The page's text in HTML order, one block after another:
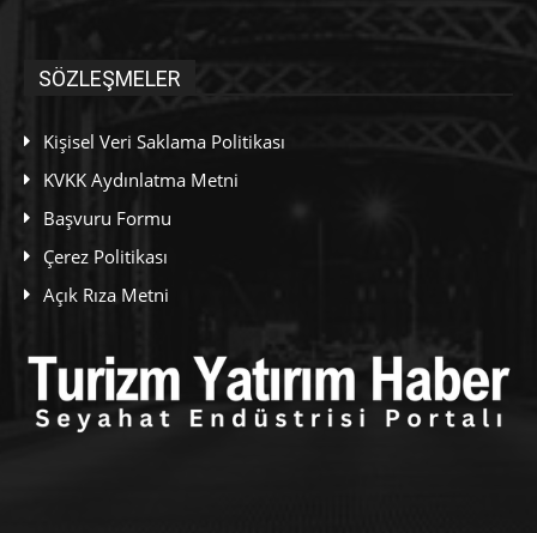
SÖZLEŞMELER
Kişisel Veri Saklama Politikası
KVKK Aydınlatma Metni
Başvuru Formu
Çerez Politikası
Açık Rıza Metni